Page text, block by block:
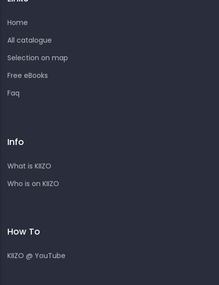
Home
All catalogue
Selection on map
Free eBooks
Faq
Info
What is KIIZO
Who is on KIIZO
How To
KIIZO @ YouTube